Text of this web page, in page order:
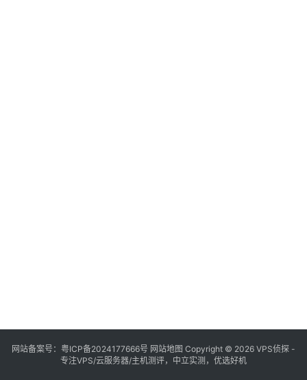
网站备案号： 粤ICP备2024177666号 网站地图 Copyright © 2026 VPS侦探 -
专注VPS/云服务器/主机测评，中立实测，优选好机